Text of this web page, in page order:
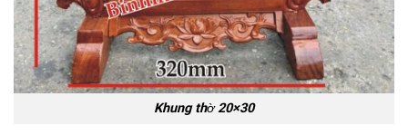
Khung thờ 20×30